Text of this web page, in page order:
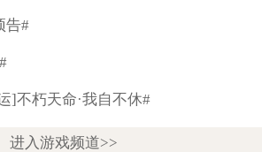
告#
不朽天命·我自不休#
进入游戏频道>>